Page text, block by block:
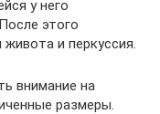
у него
этого
и перкуссия.
внимание на
размеры.